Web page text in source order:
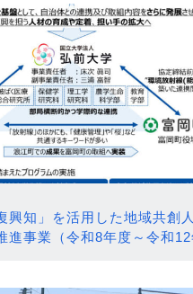
興知」を活用した地域共創
進事業（令和8年度～令和12